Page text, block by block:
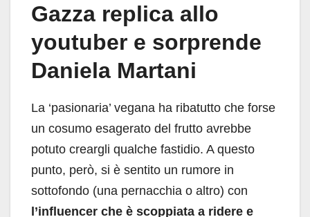
Gazza replica allo
youtuber e sorprende
Daniela Martani
La ‘pasionaria’ vegana ha ribatutto che forse
un cosumo esagerato del frutto avrebbe
potuto creargli qualche fastidio. A questo
punto, però, si è sentito un rumore in
sottofondo (una pernacchia o altro) con
l’influencer che è scoppiata a ridere e